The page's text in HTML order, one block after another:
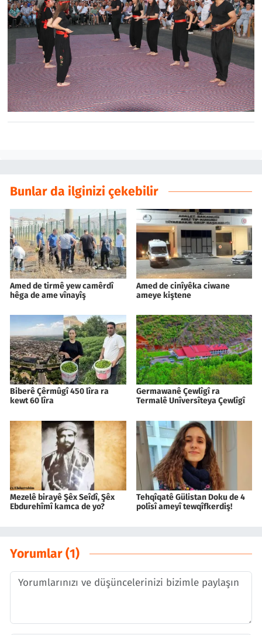
Bunlar da ilginizi çekebilir
Amed de tirmê yew camêrdî
hêga de ame vînayîş
Amed de cinîyêka ciwane
ameye kiştene
Biberê Çêrmûgî 450 lîra ra
kewt 60 lîra
Germawanê Çewlîgî ra
Termalê Unîversîteya Çewlîgî
Mezelê birayê Şêx Seîdî, Şêx
Ebdurehîmî kamca de yo?
Tehqîqatê Gülistan Doku de 4
polîsî ameyî tewqîfkerdiş!
Yorumlar (1)